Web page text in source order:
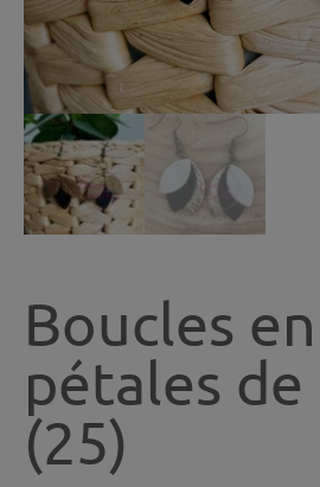
Boucles en
pétales de
(25)